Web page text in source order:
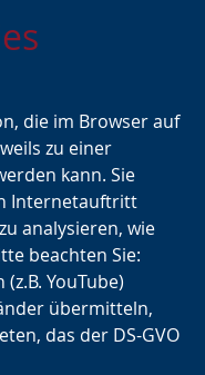
die im Browser auf
zu einer
kann. Sie
Internetauftritt
analysieren, wie
beachten Sie:
YouTube)
übermitteln,
das der DS-GVO